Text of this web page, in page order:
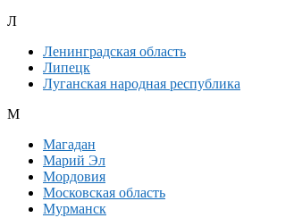
Л
Ленинградская область
Липецк
Луганская народная республика
М
Магадан
Марий Эл
Мордовия
Московская область
Мурманск